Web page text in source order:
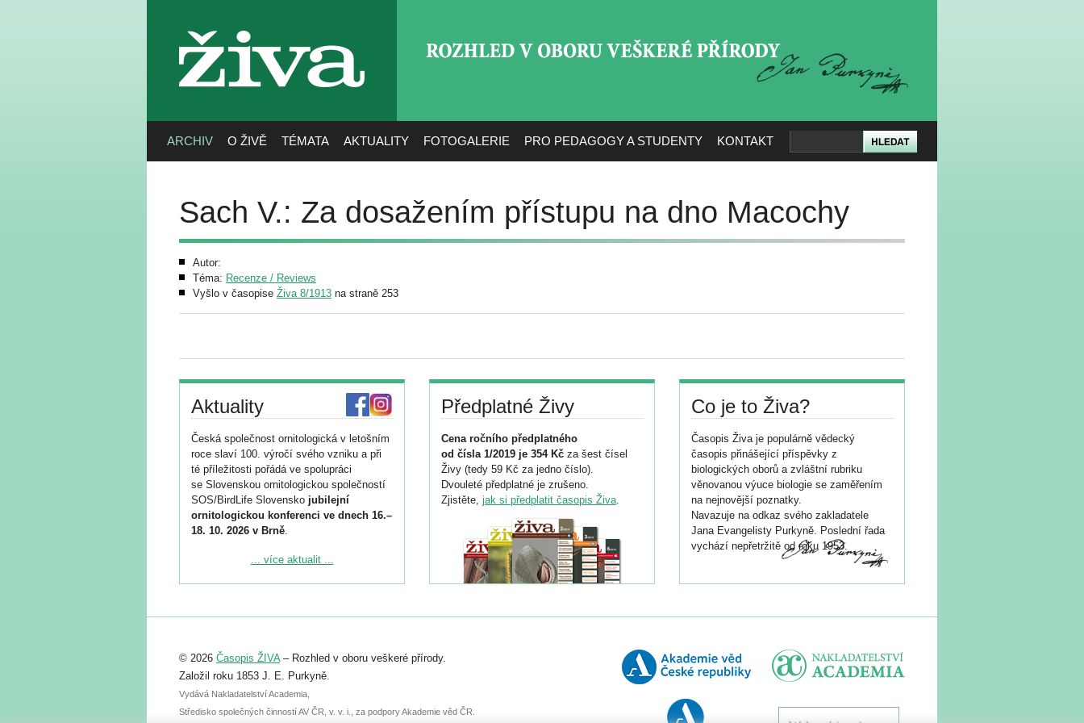
živa
ARCHIV O ŽIVĚ TÉMATA AKTUALITY FOTOGALERIE PRO PEDAGOGY A STUDENTY KONTAKT
Sach V.: Za dosažením přístupu na dno Macochy
Autor:
Téma: Recenze / Reviews
Vyšlo v časopise Živa 8/1913 na straně 253
Aktuality
Česká společnost ornitologická v letošním
roce slaví 100. výročí svého vzniku a při
té příležitosti pořádá ve spolupráci
se Slovenskou ornitologickou společností
SOS/BirdLife Slovensko jubilejní
ornitologickou konferenci ve dnech 16.–
18. 10. 2026 v Brně.
Podrobnější informace ke konferenci
Registrovat se můžete do 6. září.
abstraktu přihlášené přednášky nebo
posteru je už 30. června.
... více aktualit ...
Předplatné Živy
Cena ročního předplatného
od čísla 1/2019 je 354 Kč za šest čísel
Živy (tedy 59 Kč za jedno číslo).
Dvouleté předplatné je zrušeno.
Zjistěte, jak si předplatit časopis Živa.
Co je to Živa?
Časopis Živa je populárně vědecký
časopis přinášející příspěvky z
biologických oborů a zvláštní rubriku
věnovanou výuce biologie se zaměřením
na nejnovější poznatky.
Navazuje na odkaz svého zakladatele
Jana Evangelisty Purkyně. Poslední řada
vychází nepřetržitě od roku 1953.
© 2026 Časopis ŽIVA– Rozhled v oboru veškeré přírody.
Založil roku 1853 J. E. Purkyně.
Vydává Nakladatelství Academia,
Středisko společných činností AV ČR, v. v. i., za podpory Akademie věd ČR.